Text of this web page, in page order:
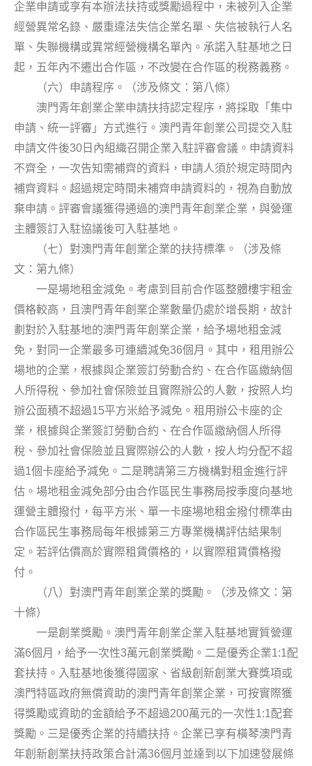
企業申請或享有本辦法扶持或獎勵過程中，未被列入企業
經營異常名錄、嚴重違法失信企業名單、失信被執行人名
單、失聯機構或異常經營機構名單內。承諾入駐基地之日
起，五年內不遷出合作區，不改變在合作區的稅務義務。
（六）申請程序。（涉及條文：第八條）
澳門青年創業企業申請扶持認定程序，將採取「集中
申請、統一評審」方式進行。澳門青年創業公司提交入駐
申請文件後30 日內組織召開企業入駐評審會議。申請資料
不齊全，一次告知需補齊的資料，申請人須於規定時間內
補齊資料。超過規定時間未補齊申請資料的，視為自動放
棄申請。評審會議獲得通過的澳門青年創業企業，與營運
主體簽訂入駐協議後可入駐基地。
（七）對澳門青年創業企業的扶持標準。（涉及條
文：第九條）
一是場地租金減免。考慮到目前合作區整體樓宇租金
價格較高，且澳門青年創業企業數量仍處於增長期，故計
劃對於入駐基地的澳門青年創業企業，給予場地租金減
免，對同一企業最多可連續減免36個月。其中，租用辦公
場地的企業，根據與企業簽訂勞動合約、在合作區繳納個
人所得稅、參加社會保險並且實際辦公的人數，按照人均
辦公面積不超過15平方米給予減免。租用辦公卡座的企
業，根據與企業簽訂勞動合約、在合作區繳納個人所得
稅、參加社會保險並且實際辦公的人數，按人均分配不超
過1個卡座給予減免。二是聘請第三方機構對租金進行評
估。場地租金減免部分由合作區民生事務局按季度向基地
運營主體撥付，每平方米、單一卡座場地租金撥付標準由
合作區民生事務局每年根據第三方專業機構評估結果制
定。若評估價高於實際租賃價格的，以實際租賃價格撥
付。
（八）對澳門青年創業企業的獎勵。（涉及條文：第
十條）
一是創業獎勵。澳門青年創業企業入駐基地實質營運
滿6個月，給予一次性3萬元創業獎勵。二是優秀企業1:1配
套扶持。入駐基地後獲得國家、省級創新創業大賽獎項或
澳門特區政府無償資助的澳門青年創業企業，可按實際獲
得獎勵或資助的金額給予不超過200萬元的一次性1:1配套
獎勵。三是優秀企業的持續扶持。企業已享有橫琴澳門青
年創新創業扶持政策合計滿36個月並達到以下加速發展條